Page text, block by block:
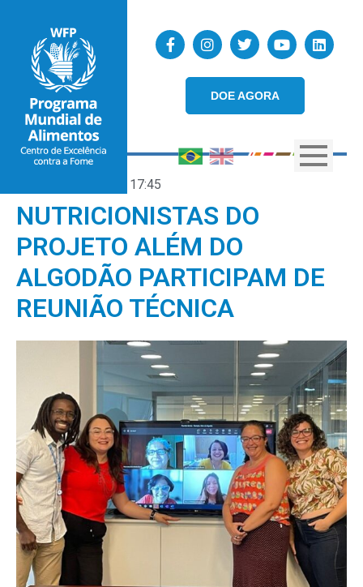
DOE AGORA
17:45
NUTRICIONISTAS DO
PROJETO ALÉM DO
ALGODÃO PARTICIPAM DE
REUNIÃO TÉCNICA